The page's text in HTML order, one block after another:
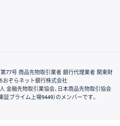
第77号 商品先物取引業者 銀行代理業者 関東財
おぞらネット銀行株式会社
金融先物取引業協会、日本商品先物取引協会
プライム上場9449）のメンバーです。